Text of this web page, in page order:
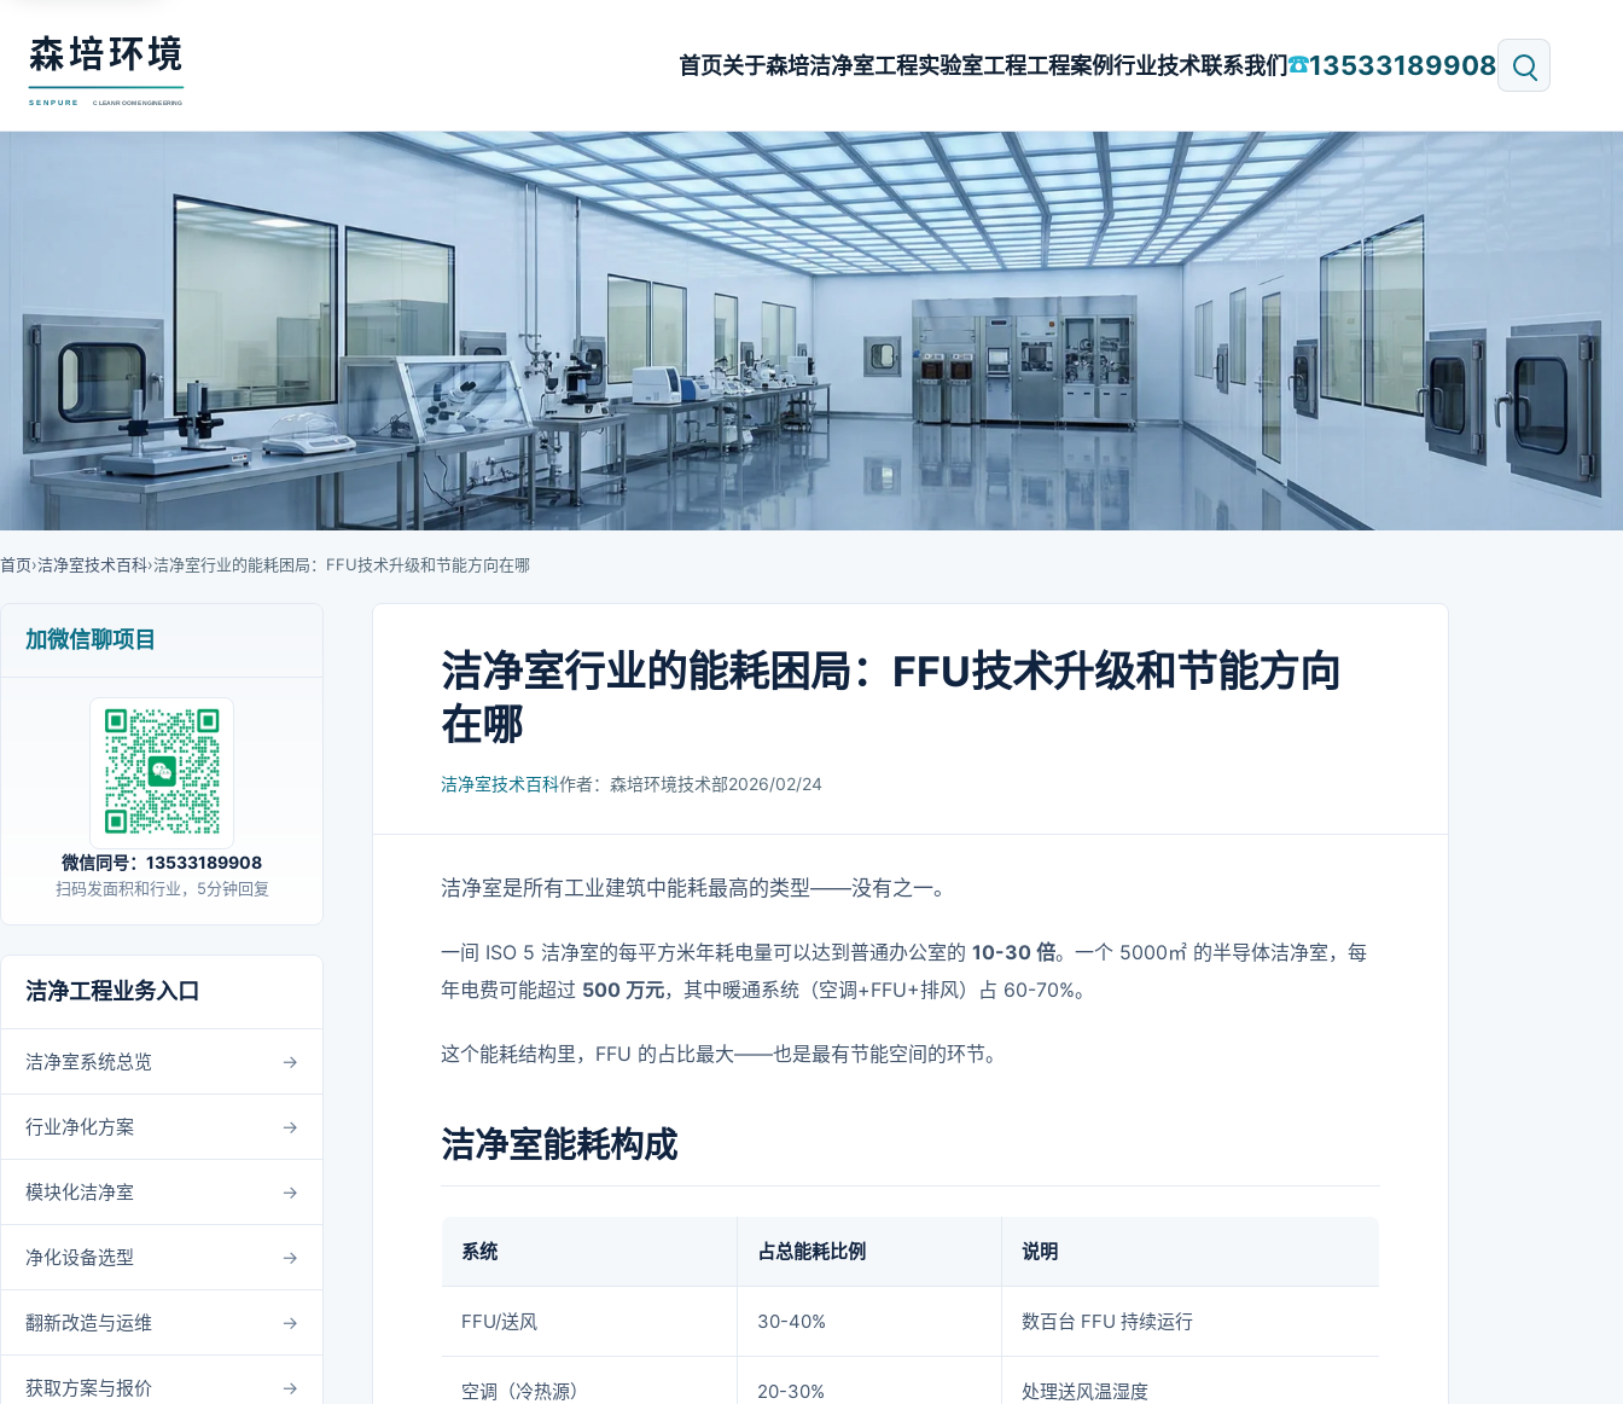
首页关于森培洁净室工程实验室工程工程案例行业技术联系我们☎13533189908
首页›洁净室技术百科›洁净室行业的能耗困局：FFU技术升级和节能方向在哪
加微信聊项目
微信同号：13533189908
扫码发面积和行业，5分钟回复
洁净工程业务入口
洁净室系统总览
行业净化方案
模块化洁净室
净化设备选型
翻新改造与运维
获取方案与报价
洁净室行业的能耗困局：FFU技术升级和节能方向
在哪
洁净室技术百科作者：森培环境技术部2026/02/24
洁净室是所有工业建筑中能耗最高的类型——没有之一。
一间 ISO 5 洁净室的每平方米年耗电量可以达到普通办公室的 10-30 倍。一个 5000㎡ 的半导体洁净室，每
年电费可能超过 500 万元，其中暖通系统（空调+FFU+排风）占 60-70%。
这个能耗结构里，FFU 的占比最大——也是最有节能空间的环节。
洁净室能耗构成
系统 占总能耗比例 说明
FFU/送风 30-40% 数百台 FFU 持续运行
空调（冷热源） 20-30% 处理送风温湿度